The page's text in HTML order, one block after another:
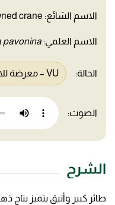
الاسم الشائع: Black crowned crane
الاسم العلمي: pavonina
الحالة: VU – معرضة للانقراض
الصوت:
الشرح
طائر كبير وأنيق يتميز